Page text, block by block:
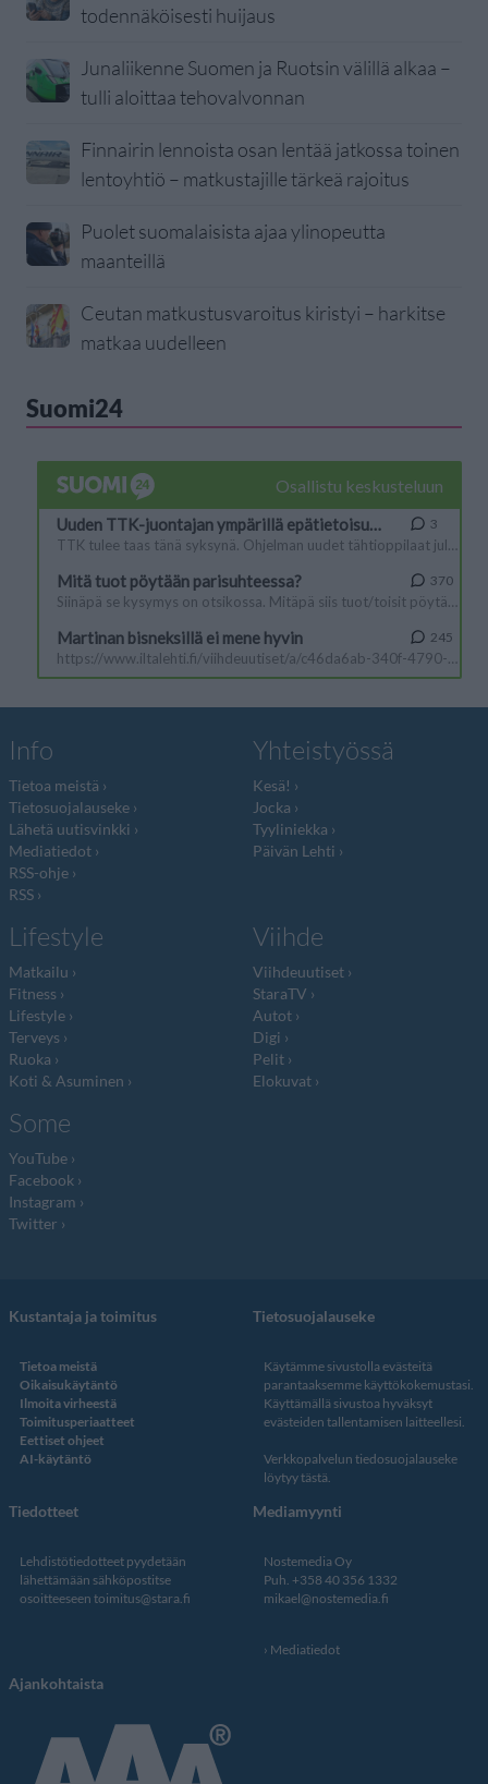
todennäköisesti huijaus
Junaliikenne Suomen ja Ruotsin välillä alkaa –
tulli aloittaa tehovalvonnan
Finnairin lennoista osan lentää jatkossa toinen
lentoyhtiö – matkustajille tärkeä rajoitus
Puolet suomalaisista ajaa ylinopeutta
maanteillä
Ceutan matkustusvaroitus kiristyi – harkitse
matkaa uudelleen
Suomi24
Info
Tietoa meistä
Tietosuojalauseke
Lähetä uutisvinkki
Mediatiedot
RSS-ohje
RSS
Yhteistyössä
Kesä!
Jocka
Tyyliniekka
Päivän Lehti
Lifestyle
Matkailu
Fitness
Lifestyle
Terveys
Ruoka
Koti & Asuminen
Viihde
Viihdeuutiset
StaraTV
Autot
Digi
Pelit
Elokuvat
Some
YouTube
Facebook
Instagram
Twitter
Kustantaja ja toimitus
Tietoa meistä
Oikaisukäytäntö
Ilmoita virheestä
Toimitusperiaatteet
Eettiset ohjeet
AI-käytäntö
Tietosuojalauseke
Käytämme sivustolla evästeitä
parantaaksemme käyttökokemustasi.
Käyttämällä sivustoa hyväksyt
evästeiden tallentamisen laitteellesi.
Verkkopalvelun tiedosuojalauseke
löytyy tästä.
Tiedotteet
Lehdistötiedotteet pyydetään
lähettämään sähköpostitse
osoitteeseen toimitus@stara.fi
Mediamyynti
Nostemedia Oy
Puh. +358 40 356 1332
mikael@nostemedia.fi
Mediatiedot
Ajankohtaista